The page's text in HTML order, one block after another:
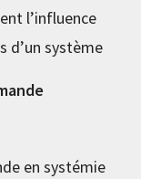
l’influence
d’un système
en systémie